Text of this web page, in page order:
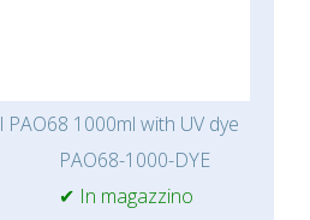
1000ml with UV dye
PAO68-1000-DYE
✔ In magazzino